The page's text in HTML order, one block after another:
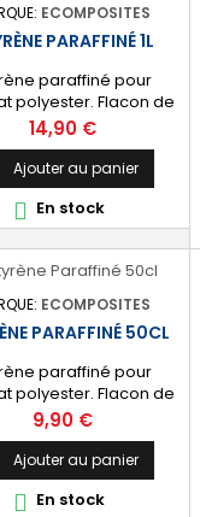
ECOMPOSITES
PARAFFINÉ 1L
paraffiné pour
polyester. Flacon de
1L pour 25KG.
Prix
14,90 €
Ajouter au panier
 En stock
ECOMPOSITES
PARAFFINÉ 50CL
paraffiné pour
polyester. Flacon de
pour 1à à 15 KG.
Prix
9,90 €
Ajouter au panier
 En stock